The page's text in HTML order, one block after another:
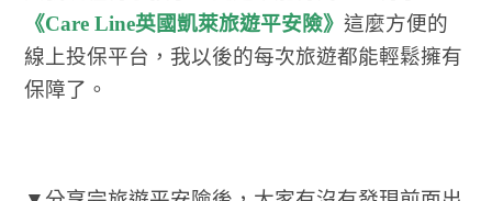
《Care Line英國凱萊旅遊平安險》 這麼方便的
線上投保平台，我以後的每次旅遊都能輕鬆擁有
保障了。